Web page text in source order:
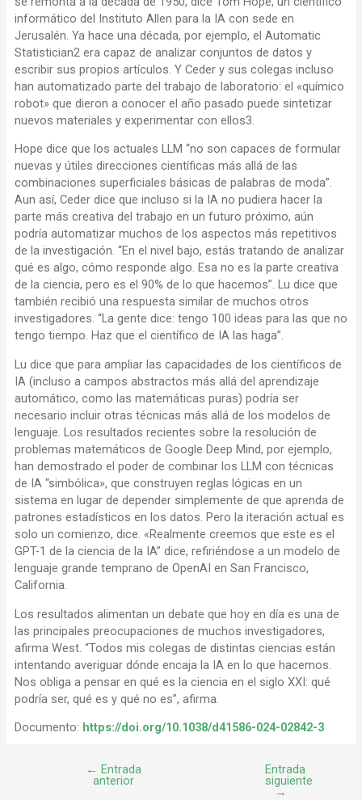
informático del Instituto Allen para la IA con sede en
Jerusalén. Ya hace una década, por ejemplo, el Automatic
Statistician2 era capaz de analizar conjuntos de datos y
escribir sus propios artículos. Y Ceder y sus colegas incluso
han automatizado parte del trabajo de laboratorio: el «químico
robot» que dieron a conocer el año pasado puede sintetizar
nuevos materiales y experimentar con ellos3.
Hope dice que los actuales LLM “no son capaces de formular
nuevas y útiles direcciones científicas más allá de las
combinaciones superficiales básicas de palabras de moda”.
Aun así, Ceder dice que incluso si la IA no pudiera hacer la
parte más creativa del trabajo en un futuro próximo, aún
podría automatizar muchos de los aspectos más repetitivos
de la investigación. “En el nivel bajo, estás tratando de analizar
qué es algo, cómo responde algo. Esa no es la parte creativa
de la ciencia, pero es el 90% de lo que hacemos”. Lu dice que
también recibió una respuesta similar de muchos otros
investigadores. “La gente dice: tengo 100 ideas para las que no
tengo tiempo. Haz que el científico de IA las haga”.
Lu dice que para ampliar las capacidades de los científicos de
IA (incluso a campos abstractos más allá del aprendizaje
automático, como las matemáticas puras) podría ser
necesario incluir otras técnicas más allá de los modelos de
lenguaje. Los resultados recientes sobre la resolución de
problemas matemáticos de Google Deep Mind, por ejemplo,
han demostrado el poder de combinar los LLM con técnicas
de IA “simbólica», que construyen reglas lógicas en un
sistema en lugar de depender simplemente de que aprenda de
patrones estadísticos en los datos. Pero la iteración actual es
solo un comienzo, dice. «Realmente creemos que este es el
GPT-1 de la ciencia de la IA” dice, refiriéndose a un modelo de
lenguaje grande temprano de OpenAI en San Francisco,
California.
Los resultados alimentan un debate que hoy en día es una de
las principales preocupaciones de muchos investigadores,
afirma West. “Todos mis colegas de distintas ciencias están
intentando averiguar dónde encaja la IA en lo que hacemos.
Nos obliga a pensar en qué es la ciencia en el siglo XXI: qué
podría ser, qué es y qué no es”, afirma.
Documento: https://doi.org/10.1038/d41586-024-02842-3
← Entrada
anterior
Entrada
siguiente
→